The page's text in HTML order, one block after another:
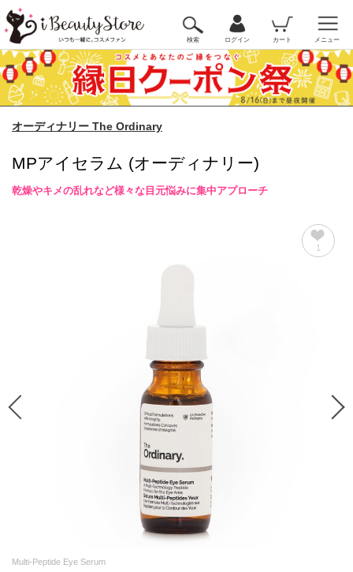
検索 ログイン カート メニュー
オーディナリー The Ordinary
MPアイセラム (オーディナリー)
乾燥やキメの乱れなど様々な目元悩みに集中アプローチ
1
Multi-Peptide Eye Serum